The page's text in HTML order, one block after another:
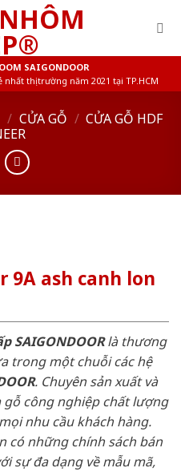
SAIGONDOOR
thị trường năm 2021 tại TP.HCM
/ CỬA GỖ / CỬA GỖ HDF
9A ash canh lon
SAIGONDOORlà thương
trong một chuỗi các hệ
. Chuyên sản xuất và
công nghiệp chất lượng
nhu cầu khách hàng.
có những chính sách bán
sự đa dạng về mẫu mã,